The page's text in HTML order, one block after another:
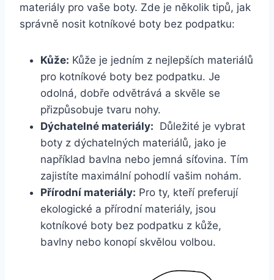
materiály pro‌ vaše​ boty. Zde je ​několik tipů, jak
správně nosit kotníkové boty bez podpatku:
Kůže: Kůže ⁣je jedním z nejlepších ‌materiálů
pro kotníkové boty bez podpatku. Je
odolná,‌ dobře ​odvětrává a skvěle‌ se
přizpůsobuje tvaru nohy.
Dýchatelné materiály: ‍ Důležité ⁣je‌ vybrat
boty z ‌dýchatelných materiálů, jako je
například bavlna ⁣nebo jemná síťovina. ⁤Tím
⁢zajistíte‍ maximální pohodlí vašim ‍nohám.
Přírodní materiály: Pro ty, kteří preferují
ekologické a přírodní materiály, jsou
kotníkové boty ​bez podpatku⁤ z ‍kůže,
bavlny nebo konopí skvělou volbou.